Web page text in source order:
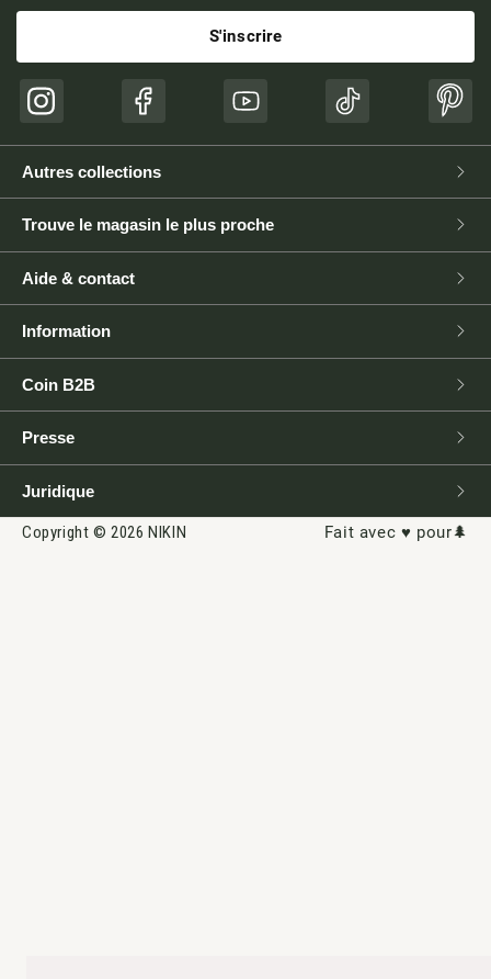
S'inscrire
Instagram Facebook YouTube TikTok
Autres collections
Trouve le magasin le plus proche
Aide & contact
Information
Coin B2B
Presse
Juridique
Copyright © 2026 NIKIN Fait avec ♥️ pour🌲